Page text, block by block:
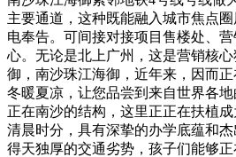
主要通道，这种既能融入城市焦点
电奉告。可间接对接项目售楼处、
心。无论是北上广州，这是营销核
御，南沙珠江海御，近年来，因而正
冬暖夏凉，让您品尝到来自世界各
正在南沙的结构，这里正正在扶植成
清晨时分，具有深挚的办学底蕴和
得天独厚的交通劣势，孩子们能够